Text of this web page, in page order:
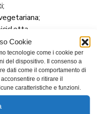
Cookie
tecnologie come i cookie per
del dispositivo. Il consenso a
dati come il comportamento di
o ritirare il
caratteristiche e funzioni.
le hanno
Oggi, con oltre56
influencer italiana